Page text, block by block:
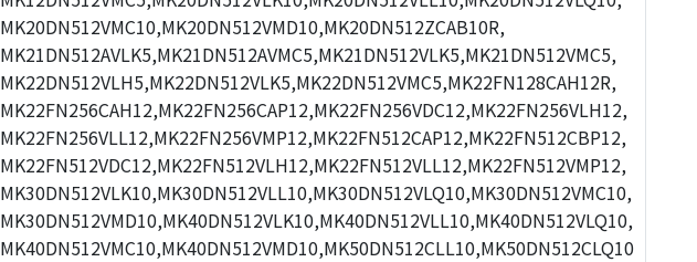
MK20DN512VMC10,MK20DN512VMD10,MK20DN512ZCAB10R,
MK21DN512AVLK5,MK21DN512AVMC5,MK21DN512VLK5,MK21DN512VMC5,
MK22DN512VLH5,MK22DN512VLK5,MK22DN512VMC5,MK22FN128CAH12R,
MK22FN256CAH12,MK22FN256CAP12,MK22FN256VDC12,MK22FN256VLH12,
MK22FN256VLL12,MK22FN256VMP12,MK22FN512CAP12,MK22FN512CBP12,
MK22FN512VDC12,MK22FN512VLH12,MK22FN512VLL12,MK22FN512VMP12,
MK30DN512VLK10,MK30DN512VLL10,MK30DN512VLQ10,MK30DN512VMC10,
MK30DN512VMD10,MK40DN512VLK10,MK40DN512VLL10,MK40DN512VLQ10,
MK40DN512VMC10,MK40DN512VMD10,MK50DN512CLL10,MK50DN512CLQ10